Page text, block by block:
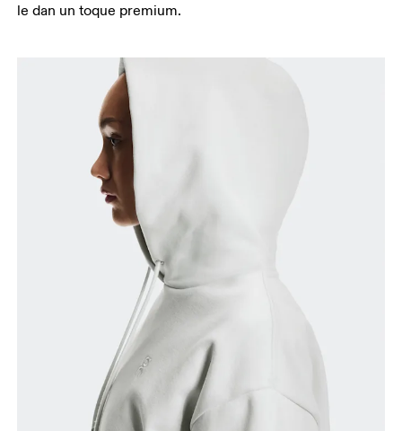
le dan un toque premium.